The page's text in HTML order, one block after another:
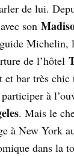
de lui.
son
Michelin,
de l’hôtel
et bar très
à
. Mais le
à New York
dans la